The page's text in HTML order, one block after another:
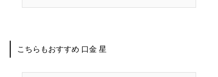
こちらもおすすめ 口金 星